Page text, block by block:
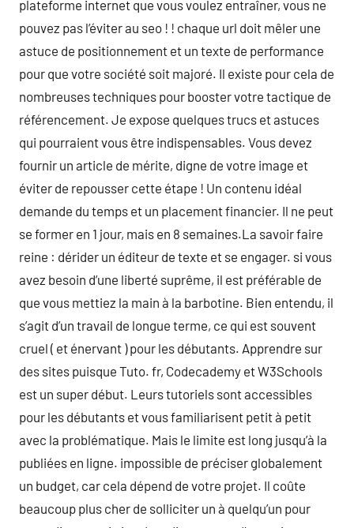
plateforme internet que vous voulez entraîner, vous ne
pouvez pas l’éviter au seo ! ! chaque url doit mêler une
astuce de positionnement et un texte de performance
pour que votre société soit majoré. Il existe pour cela de
nombreuses techniques pour booster votre tactique de
référencement. Je expose quelques trucs et astuces
qui pourraient vous être indispensables. Vous devez
fournir un article de mérite, digne de votre image et
éviter de repousser cette étape ! Un contenu idéal
demande du temps et un placement financier. Il ne peut
se former en 1 jour, mais en 8 semaines.La savoir faire
reine : dérider un éditeur de texte et se engager. si vous
avez besoin d’une liberté suprême, il est préférable de
que vous mettiez la main à la barbotine. Bien entendu, il
s’agit d’un travail de longue terme, ce qui est souvent
cruel ( et énervant ) pour les débutants. Apprendre sur
des sites puisque Tuto. fr, Codecademy et W3Schools
est un super début. Leurs tutoriels sont accessibles
pour les débutants et vous familiarisent petit à petit
avec la problématique. Mais le limite est long jusqu’à la
publiées en ligne. impossible de préciser globalement
un budget, car cela dépend de votre projet. Il coûte
beaucoup plus cher de solliciter un à quelqu’un pour